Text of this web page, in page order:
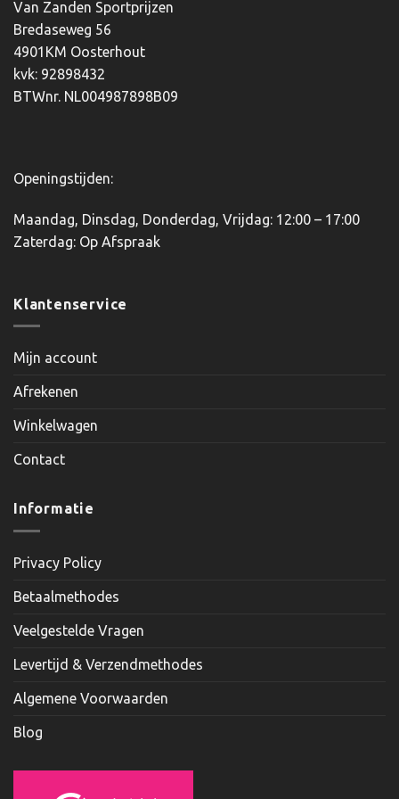
optie
kan
gekozen
op
de
Van Zanden Sportprijzen
Bredaseweg 56
4901KM Oosterhout
kvk: 92898432
BTWnr. NL004987898B09
Openingstijden:
Maandag, Dinsdag, Donderdag, Vrijdag: 12:00 – 17:00
Zaterdag: Op Afspraak
Klantenservice
Mijn account
Afrekenen
Winkelwagen
Contact
Informatie
Privacy Policy
Betaalmethodes
Veelgestelde Vragen
Levertijd & Verzendmethodes
Algemene Voorwaarden
Blog